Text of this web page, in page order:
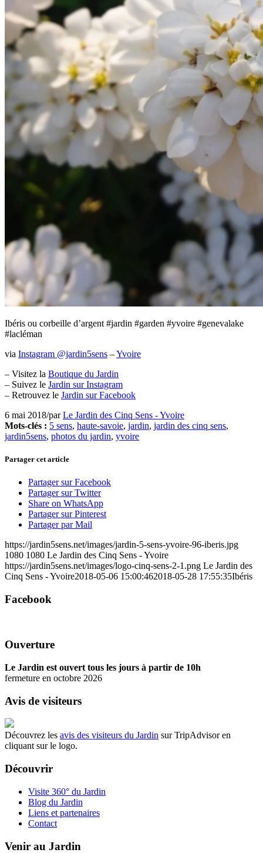
Boutique
Blog
Menu
Ibéris ou corbeille d’argent #jardin #garden #yvoire #genevalake
#lacléman
via Instagram @jardin5sens –Yvoire
– Visitez la Boutique du Jardin
– Suivez le Jardin sur Instagram
– Retrouvez le Jardin sur Facebook
6 mai 2018/parLe Jardin des Cinq Sens - Yvoire
Mots-clés : 5 sens, haute-savoie, jardin, jardin des cinq sens,
jardin5sens, photos du jardin, yvoire
Partager cet article
Partager sur Facebook
Partager sur Twitter
Share on WhatsApp
Partager sur Pinterest
Partager par Mail
https://jardin5sens.net/images/jardin-5-sens-yvoire-96-iberis.jpg
1080 1080 Le Jardin des Cinq Sens - Yvoire
https://jardin5sens.net/images/logo-cinq-sens-2-1.png Le Jardin des
Cinq Sens - Yvoire2018-05-06 15:00:462018-05-28 17:55:35Ibéris
Facebook
Ouverture
Le Jardin est ouvert tous les jours à partir de 10h
fermeture en octobre 2026
Avis de visiteurs
Découvrez les avis des visiteurs du Jardin sur TripAdvisor en
cliquant sur le logo.
Découvrir
Visite 360° du Jardin
Blog du Jardin
Liens et partenaires
Contact
Venir au Jardin